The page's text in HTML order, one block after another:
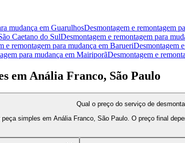
mudança em GuarulhosDesmontagem e remontagem
Caetano do SulDesmontagem e remontagem para
e remontagem para mudança em BarueriDesmontagem
para mudança em MairiporãDesmontagem e
emAnália Franco, São Paulo
Qual o preço do serviço de
simples em Anália Franco, São Paulo. O preço final